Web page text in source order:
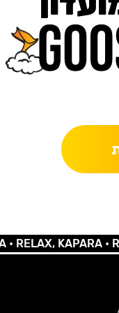
KAPARA •